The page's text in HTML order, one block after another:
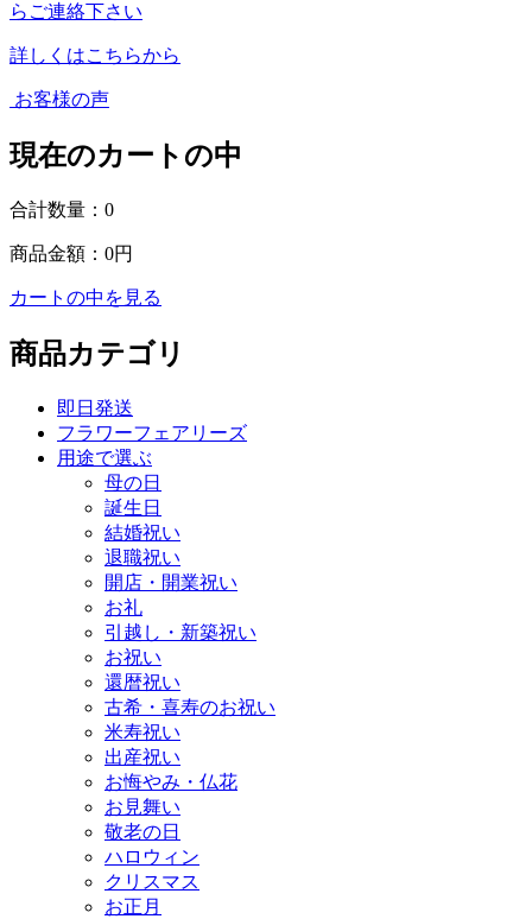
らご連絡下さい
詳しくはこちらから
お客様の声
現在のカートの中
合計数量： 0
商品金額： 0円
カートの中を見る
商品カテゴリ
即日発送
フラワーフェアリーズ
用途で選ぶ
母の日
誕生日
結婚祝い
退職祝い
開店・開業祝い
お礼
引越し・新築祝い
お祝い
還暦祝い
古希・喜寿のお祝い
米寿祝い
出産祝い
お悔やみ・仏花
お見舞い
敬老の日
ハロウィン
クリスマス
お正月